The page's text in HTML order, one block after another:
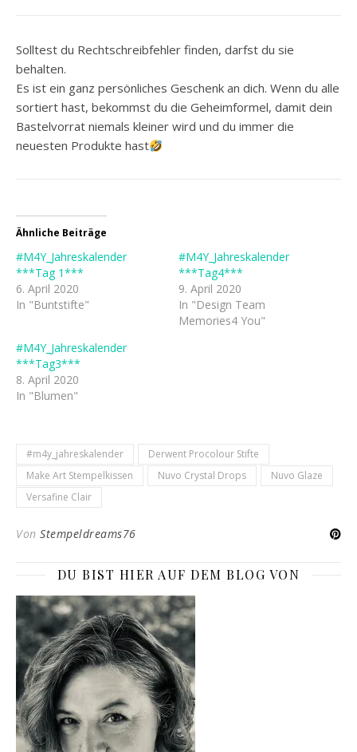
Solltest du Rechtschreibfehler finden, darfst du sie
behalten.
Es ist ein ganz persönliches Geschenk an dich. Wenn du alle
sortiert hast, bekommst du die Geheimformel, damit dein
Bastelvorrat niemals kleiner wird und du immer die
neuesten Produkte hast
Ähnliche Beiträge
#M4Y_Jahreskalender
***Tag 1***
6. April 2020
In "Buntstifte"
#M4Y_Jahreskalender
***Tag4***
9. April 2020
In "Design Team
Memories4 You"
#M4Y_Jahreskalender
***Tag3***
8. April 2020
In "Blumen"
#m4y_jahreskalender
Derwent Procolour Stifte
Make Art Stempelkissen
Nuvo Crystal Drops
Nuvo Glaze
Versafine Clair
Von Stempeldreams76
DU BIST HIER AUF DEM BLOG VON